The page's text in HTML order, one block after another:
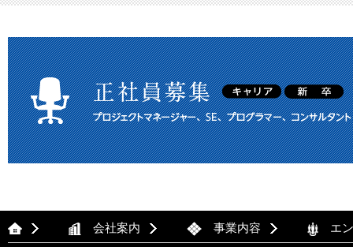
会社案内 事業内容 エン